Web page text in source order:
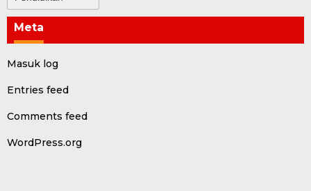
Meta
Masuk log
Entries feed
Comments feed
WordPress.org